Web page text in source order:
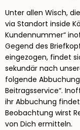
Unter allen Wisch,
via Standort inside
Kundennummer“
Gegend des
eingezogen, findet
sekundär nach
folgende
Beitragsservice“.
ihr Abbuchung
Beobachtung wirst
von Dich ermitteln.